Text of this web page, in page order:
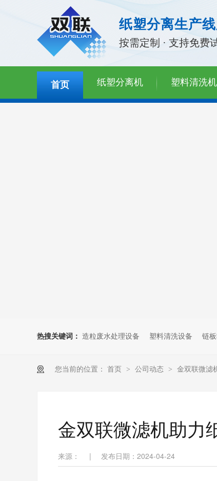
纸塑分离生产
按需定制 · 支持免费
首页 纸塑分离机 塑料清洗机
热搜关键词： 造粒废水处理设备 塑料清洗设备 链
您当前的位置： 首页 > 公司动态 > 金双联微滤
金双联微滤机助力
来源： | 发布日期：2024-04-24